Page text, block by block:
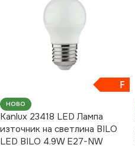
F
НОВО
Kanlux 23418 LED Лампа
източник на светлина BILO
LED BILO 4.9W E27-NW